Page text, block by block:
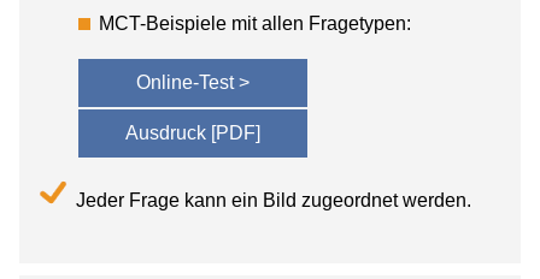
MCT-Beispiele mit allen Fragetypen:
Online-Test >
Ausdruck [PDF]
Jeder Frage kann ein Bild zugeordnet werden.